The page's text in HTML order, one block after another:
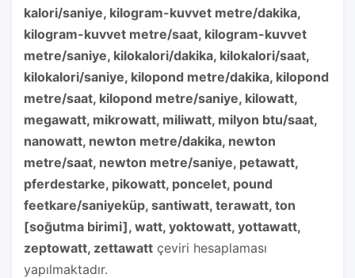
kalori/saniye, kilogram-kuvvet metre/dakika,
kilogram-kuvvet metre/saat, kilogram-kuvvet
metre/saniye, kilokalori/dakika, kilokalori/saat,
kilokalori/saniye, kilopond metre/dakika, kilopond
metre/saat, kilopond metre/saniye, kilowatt,
megawatt, mikrowatt, miliwatt, milyon btu/saat,
nanowatt, newton metre/dakika, newton
metre/saat, newton metre/saniye, petawatt,
pferdestarke, pikowatt, poncelet, pound
feetkare/saniyeküp, santiwatt, terawatt, ton
[soğutma birimi], watt, yoktowatt, yottawatt,
zeptowatt, zettawatt çeviri hesaplaması
yapılmaktadır.